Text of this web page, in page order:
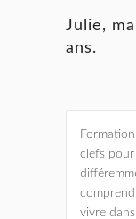
Julie,
ans.
clefs
vivre